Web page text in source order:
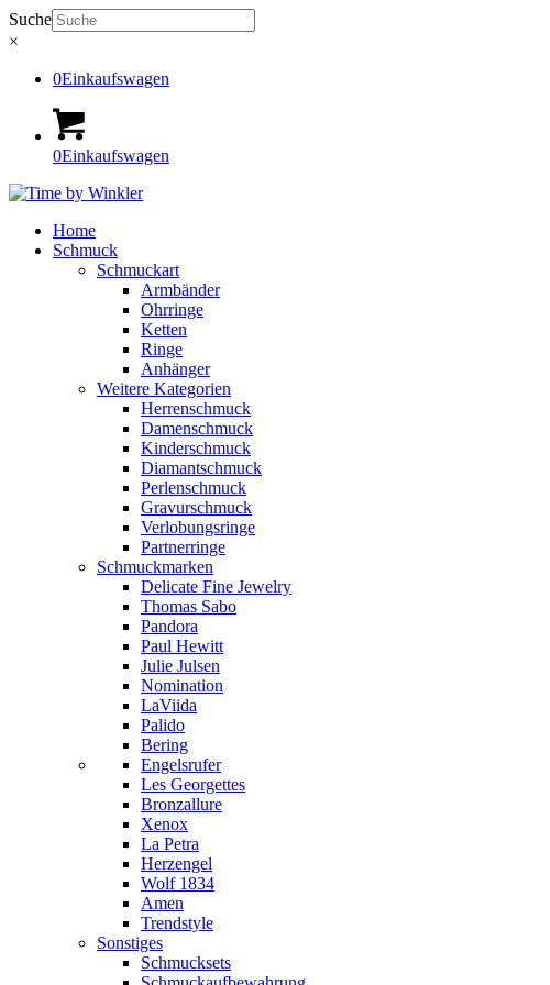
Suche
×
0Einkaufswagen
0Einkaufswagen
Home
Schmuck
Schmuckart
Armbänder
Ohrringe
Ketten
Ringe
Anhänger
Weitere Kategorien
Herrenschmuck
Damenschmuck
Kinderschmuck
Diamantschmuck
Perlenschmuck
Gravurschmuck
Verlobungsringe
Partnerringe
Schmuckmarken
Delicate Fine Jewelry
Thomas Sabo
Pandora
Paul Hewitt
Julie Julsen
Nomination
LaViida
Palido
Bering
Engelsrufer
Les Georgettes
Bronzallure
Xenox
La Petra
Herzengel
Wolf 1834
Amen
Trendstyle
Sonstiges
Schmucksets